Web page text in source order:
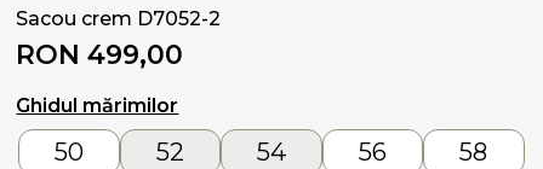
Sacou crem D7052-2
RON 499,00
Ghidul mărimilor
50 52 54 56
58